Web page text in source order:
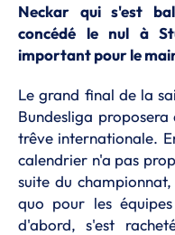
Neckar qui s'est
concédé le nul à
important pour le
Le grand final de la
Bundesliga
trêve internationale.
calendrier n'a pas
suite du
quo pour les
d'abord, s'est